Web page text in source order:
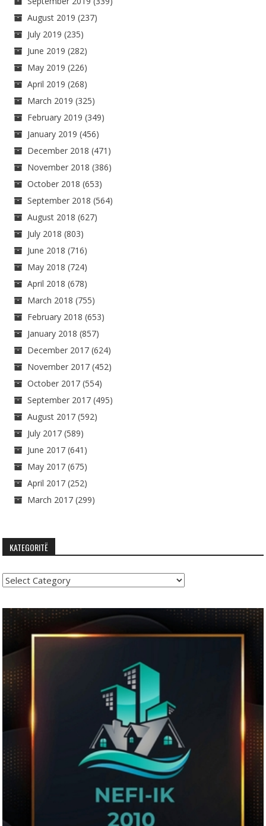
August 2019 (237)
July 2019 (235)
June 2019 (282)
May 2019 (226)
April 2019 (268)
March 2019 (325)
February 2019 (349)
January 2019 (456)
December 2018 (471)
November 2018 (386)
October 2018 (653)
September 2018 (564)
August 2018 (627)
July 2018 (803)
June 2018 (716)
May 2018 (724)
April 2018 (678)
March 2018 (755)
February 2018 (653)
January 2018 (857)
December 2017 (624)
November 2017 (452)
October 2017 (554)
September 2017 (495)
August 2017 (592)
July 2017 (589)
June 2017 (641)
May 2017 (675)
April 2017 (252)
March 2017 (299)
KATEGORITË
Kategoritë